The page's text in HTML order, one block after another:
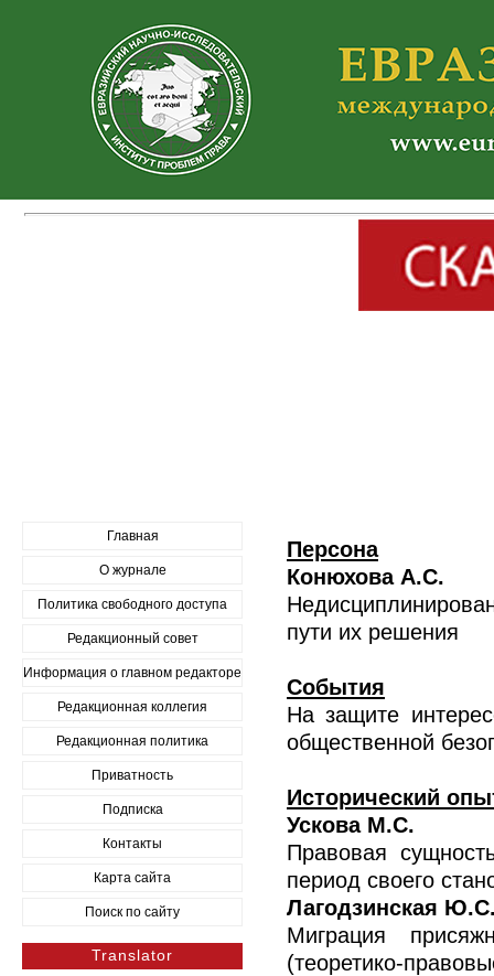
Главная
О журнале
Политика свободного доступа
Редакционный совет
Информация о главном редакторе
Редакционная коллегия
Редакционная политика
Приватность
Подписка
Контакты
Карта сайта
Поиск по сайту
Translator
Персона
Конюхова А.С.
пути их решения
События
На защите
общественной
Исторический
Ускова М.С.
Правовая
период своего
Лагодзинская
Миграция
(теоретико-